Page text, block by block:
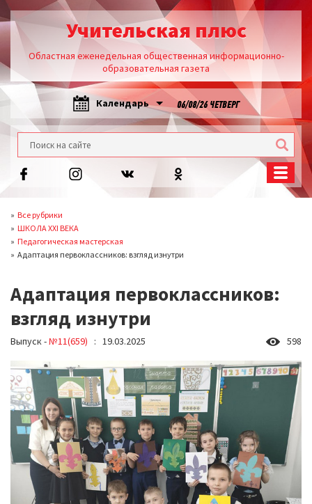
Учительская плюс
Областная еженедельная общественная информационно-
образовательная газета
Календарь 06/08/26 ЧЕТВЕРГ
Все рубрики
ШКОЛА XXI ВЕКА
Педагогическая мастерская
Адаптация первоклассников: взгляд изнутри
Адаптация первоклассников:
взгляд изнутри
Выпуск -№11(659) : 19.03.2025 598